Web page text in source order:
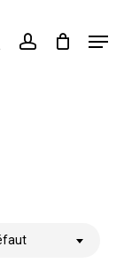
searchaccountClose